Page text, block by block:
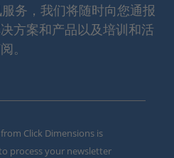
务，我们将随时向您通报
方案和产品以及培训和活
。
Click Dimensions is
process your newsletter